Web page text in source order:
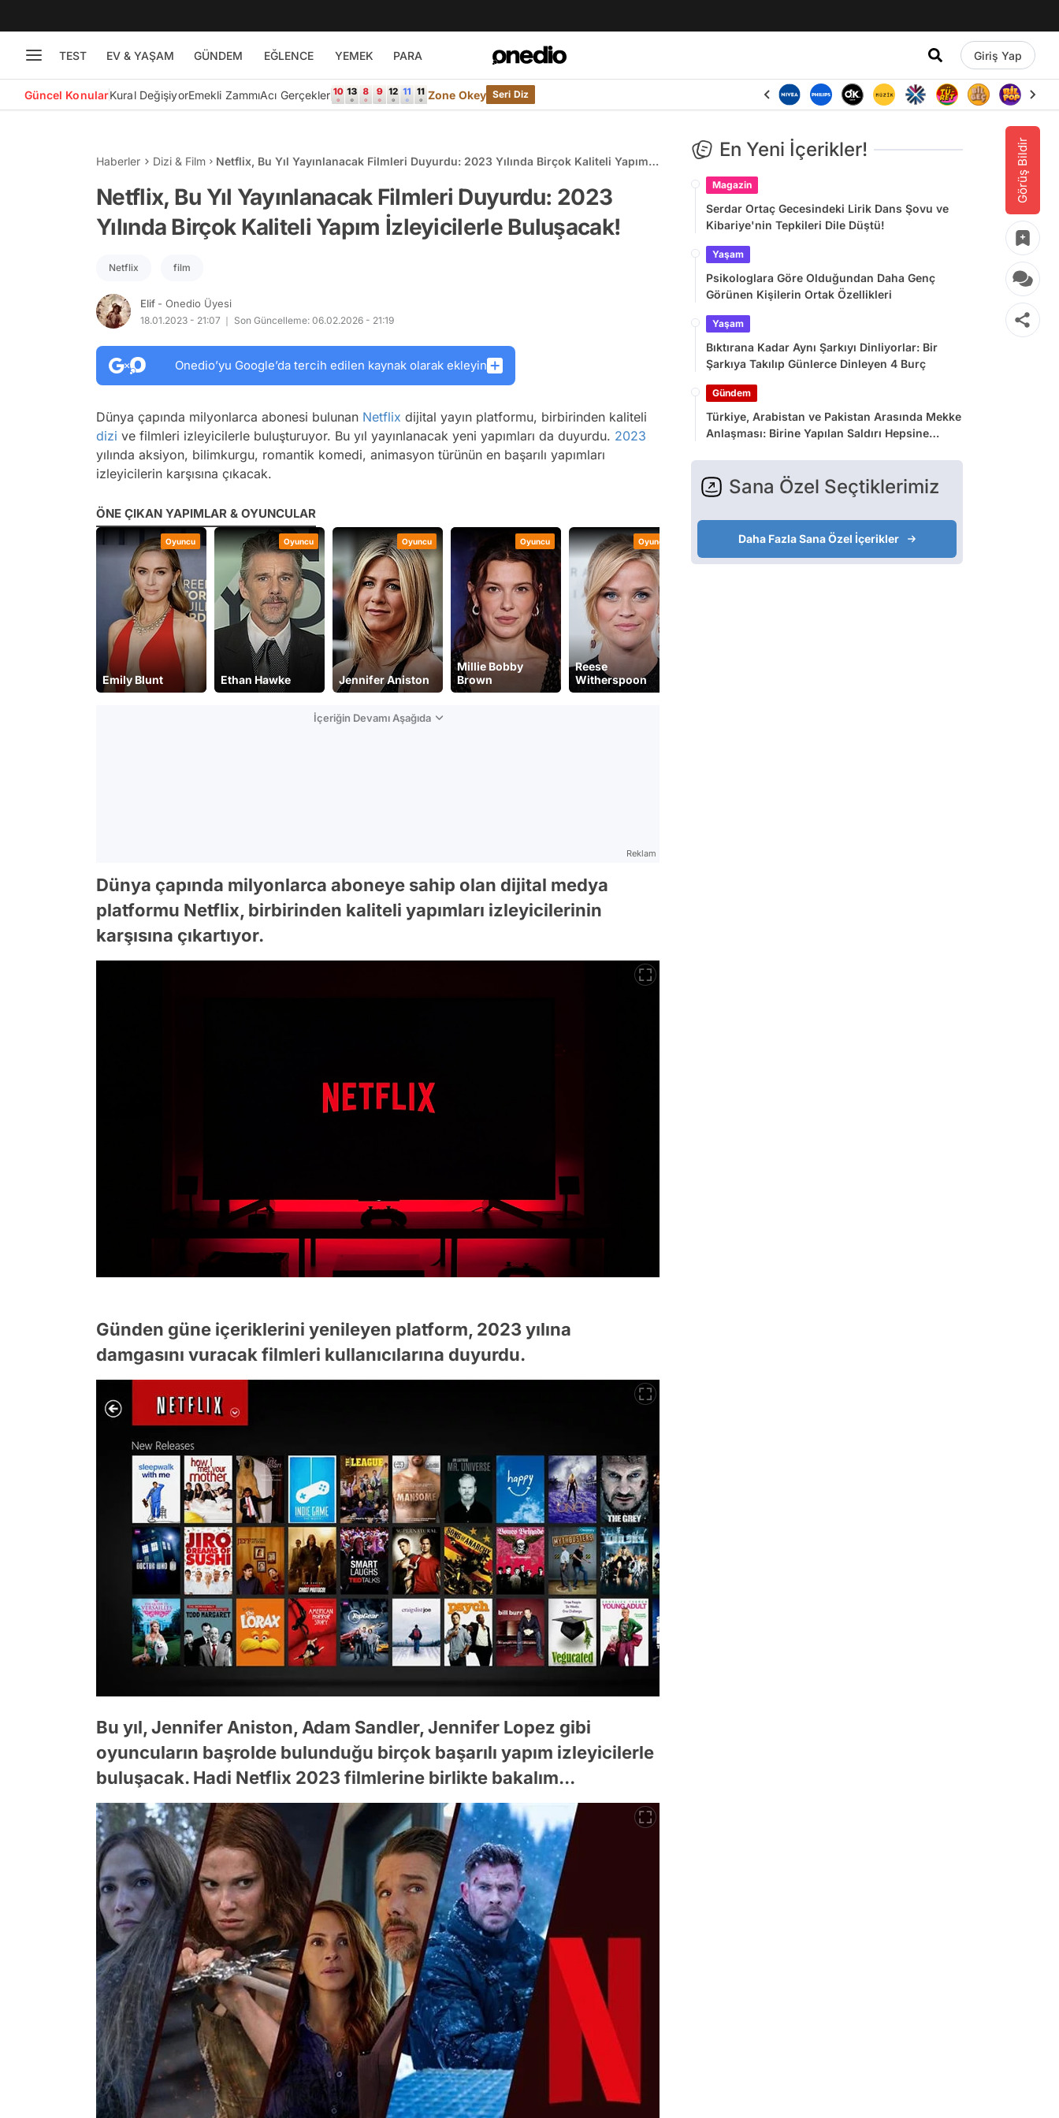
TEST EV & YAŞAM GÜNDEM EĞLENCE YEMEK PARA Giriş Yap
Güncel KonularKural DeğişiyorEmekli ZammıAcı Gerçekler Zone Okey Seri Diz
Görüş Bildir
Haberler Dizi & Film
Netflix, Bu Yıl Yayınlanacak Filmleri Duyurdu: 2023 Yılında Birçok Kaliteli Yapım
Netflix, Bu Yıl Yayınlanacak Filmleri Duyurdu: 2023
Yılında Birçok Kaliteli Yapım İzleyicilerle Buluşacak!
Netflix film
Elif - Onedio Üyesi
18.01.2023 - 21:07 Son Güncelleme: 06.02.2026 - 21:19
Onedio’yu Google’da tercih edilen kaynak olarak ekleyin
Dünya çapında milyonlarca abonesi bulunan Netflix dijital yayın platformu, birbirinden kaliteli
dizi ve filmleri izleyicilerle buluşturuyor. Bu yıl yayınlanacak yeni yapımları da duyurdu. 2023
yılında aksiyon, bilimkurgu, romantik komedi, animasyon türünün en başarılı yapımları
izleyicilerin karşısına çıkacak.
ÖNE ÇIKAN YAPIMLAR & OYUNCULAR
Oyuncu
Emily Blunt
Oyuncu
Ethan Hawke
Oyuncu
Jennifer Aniston
Oyuncu
Millie Bobby
Brown
Oyuncu
Reese
Witherspoon
Oyuncu Oyuncu
İçeriğin Devamı Aşağıda
Reklam
Dünya çapında milyonlarca aboneye sahip olan dijital medya
platformu Netflix, birbirinden kaliteli yapımları izleyicilerinin
karşısına çıkartıyor.
Günden güne içeriklerini yenileyen platform, 2023 yılına
damgasını vuracak filmleri kullanıcılarına duyurdu.
Bu yıl, Jennifer Aniston, Adam Sandler, Jennifer Lopez gibi
oyuncuların başrolde bulunduğu birçok başarılı yapım izleyicilerle
buluşacak. Hadi Netflix 2023 filmlerine birlikte bakalım...
En Yeni İçerikler!
Magazin
Serdar Ortaç Gecesindeki Lirik Dans Şovu ve
Kibariye'nin Tepkileri Dile Düştü!
Yaşam
Psikologlara Göre Olduğundan Daha Genç
Görünen Kişilerin Ortak Özellikleri
Yaşam
Bıktırana Kadar Aynı Şarkıyı Dinliyorlar: Bir
Şarkıya Takılıp Günlerce Dinleyen 4 Burç
Gündem
Türkiye, Arabistan ve Pakistan Arasında Mekke
Anlaşması: Birine Yapılan Saldırı Hepsine
Sana Özel Seçtiklerimiz
Daha Fazla Sana Özel İçerikler